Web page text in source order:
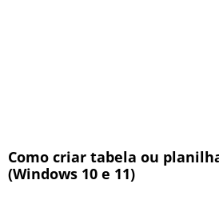
Como criar tabela ou
(Windows 10 e 11)